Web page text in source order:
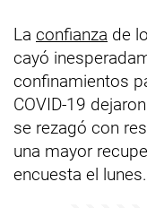
La confianza de
cayó
confinamientos
COVID-19
se rezagó con
una mayor
encuesta el lunes.